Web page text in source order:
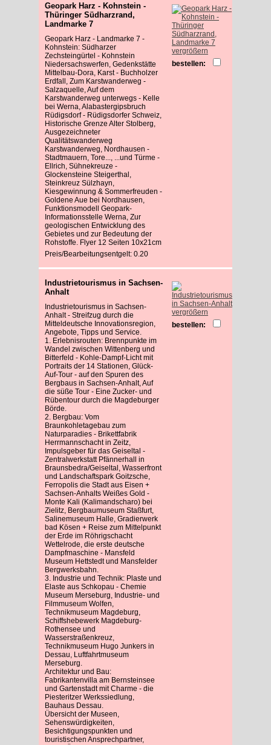
Geopark Harz - Kohnstein -
Thüringer Südharzrand,
Landmarke 7
Geopark Harz - Landmarke 7 -
Kohnstein: Südharzer
Zechsteingürtel - Kohnstein
Niedersachswerfen, Gedenkstätte
Mittelbau-Dora, Karst - Buchholzer
Erdfall, Zum Karstwanderweg -
Salzaquelle, Auf dem
Karstwanderweg unterwegs - Kelle
bei Werna, Alabastergipsbruch
Rüdigsdorf - Rüdigsdorfer Schweiz,
Historische Grenze Alter Stolberg,
Ausgezeichneter
Qualitätswanderweg
Karstwanderweg, Nordhausen -
Stadtmauern, Tore..., ...und Türme -
Ellrich, Sühnekreuze -
Glockensteine Steigerthal,
Steinkreuz Sülzhayn,
Kiesgewinnung & Sommerfreuden -
Goldene Aue bei Nordhausen,
Funktionsmodell Geopark-
Informationsstelle Werna, Zur
geologischen Entwicklung des
Gebietes und zur Bedeutung der
Rohstoffe. Flyer 12 Seiten 10x21cm
Preis/Bearbeitungsentgelt: 0.20
vergrößern
bestellen:
Industrietourismus in Sachsen-
Anhalt
Industrietourismus in Sachsen-
Anhalt - Streifzug durch die
Mitteldeutsche Innovationsregion,
Angebote, Tipps und Service.
1. Erlebnisrouten: Brennpunkte im
Wandel zwischen Wittenberg und
Bitterfeld - Kohle-Dampf-Licht mit
Portraits der 14 Stationen, Glück-
Auf-Tour - auf den Spuren des
Bergbaus in Sachsen-Anhalt, Auf
die süße Tour - Eine Zucker- und
Rübentour durch die Magdeburger
Börde.
2. Bergbau: Vom
Braunkohletagebau zum
Naturparadies - Brikettfabrik
Herrmannschacht in Zeitz,
Impulsgeber für das Geiseltal -
Zentralwerkstatt Pfännerhall in
Braunsbedra/Geiseltal, Wasserfront
und Landschaftspark Goitzsche,
Ferropolis die Stadt aus Eisen +
Sachsen-Anhalts Weißes Gold -
Monte Kali (Kalimandscharo) bei
Zielitz, Bergbaumuseum Staßfurt,
Salinemuseum Halle, Gradierwerk
bad Kösen + Reise zum Mittelpunkt
der Erde im Röhrigschacht
Wettelrode, die erste deutsche
Dampfmaschine - Mansfeld
Museum Hettstedt und Mansfelder
Bergwerksbahn.
3. Industrie und Technik: Plaste und
Elaste aus Schkopau - Chemie
Museum Merseburg, Industrie- und
Filmmuseum Wolfen,
Technikmuseum Magdeburg,
Schiffshebewerk Magdeburg-
Rothensee und
Wasserstraßenkreuz,
Technikmuseum Hugo Junkers in
Dessau, Luftfahrtmuseum
Merseburg.
Architektur und Bau:
Fabrikantenvilla am Bernsteinsee
und Gartenstadt mit Charme - die
Piesteritzer Werkssiedlung,
Bauhaus Dessau.
Übersicht der Museen,
Sehenswürdigkeiten,
Besichtigungspunkten und
touristischen Ansprechpartner,
vergrößern
bestellen: